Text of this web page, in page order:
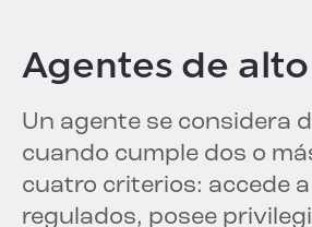
Agentes de
Un agente se considera
cuando cumple dos o
cuatro criterios: accede
regulados, posee